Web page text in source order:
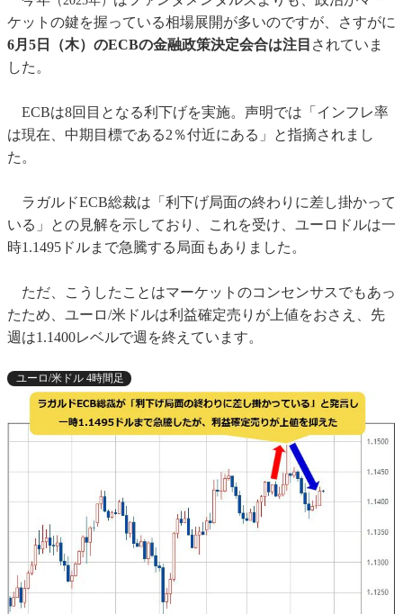
ケットの鍵を握っている相場展開が多いのですが、さすがに
6月5日（木）のECBの金融政策決定会合は注目 されていま
した。
ECBは8回目となる利下げを実施。声明では「インフレ率
は現在、中期目標である2％付近にある」と指摘されまし
た。
ラガルドECB総裁は「利下げ局面の終わりに差し掛かって
いる」との見解を示しており、これを受け、ユーロドルは一
時1.1495ドルまで急騰する局面もありました。
ただ、こうしたことはマーケットのコンセンサスでもあっ
たため、ユーロ/米ドルは利益確定売りが上値をおさえ、先
週は1.1400レベルで週を終えています。
ユーロ/米ドル 4時間足